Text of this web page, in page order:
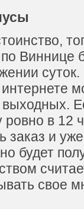
Виннице
выходных.
в 12
заказ и
будет
свое